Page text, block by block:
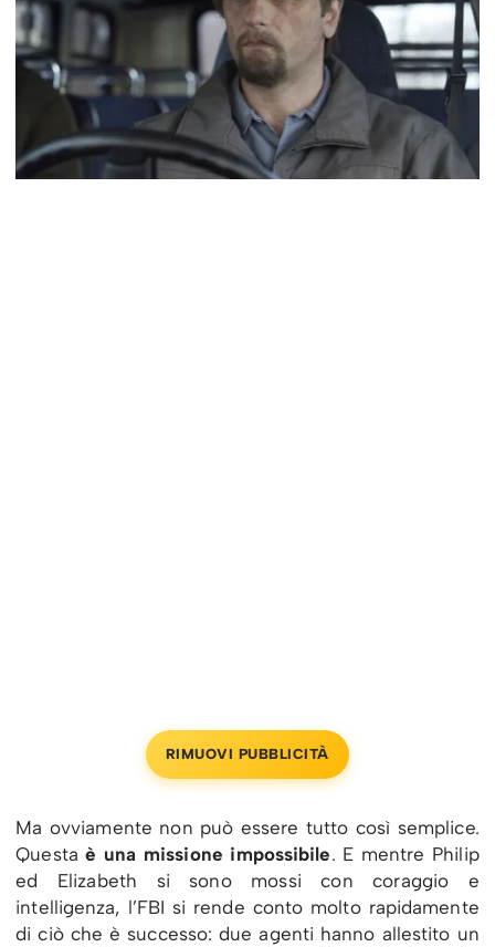
RIMUOVI PUBBLICITÀ
Ma ovviamente non può essere tutto così semplice.
Questaè una missione impossibile. E mentre Philip
ed Elizabeth si sono mossi con coraggio e
intelligenza, l’FBI si rende conto molto rapidamente
di ciò che è successo: due agenti hanno allestito un